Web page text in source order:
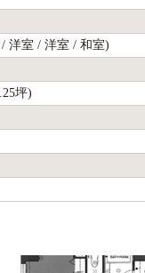
洋室 / 洋室 / 和室)
坪)